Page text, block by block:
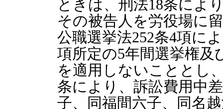
ときは、刑法18条によ
その被告人を労役場に
公職選挙法252条4項に
項所定の5年間選挙権及
を適用しないこととし
条により、訴訟費用中
子、同福間六子、同名